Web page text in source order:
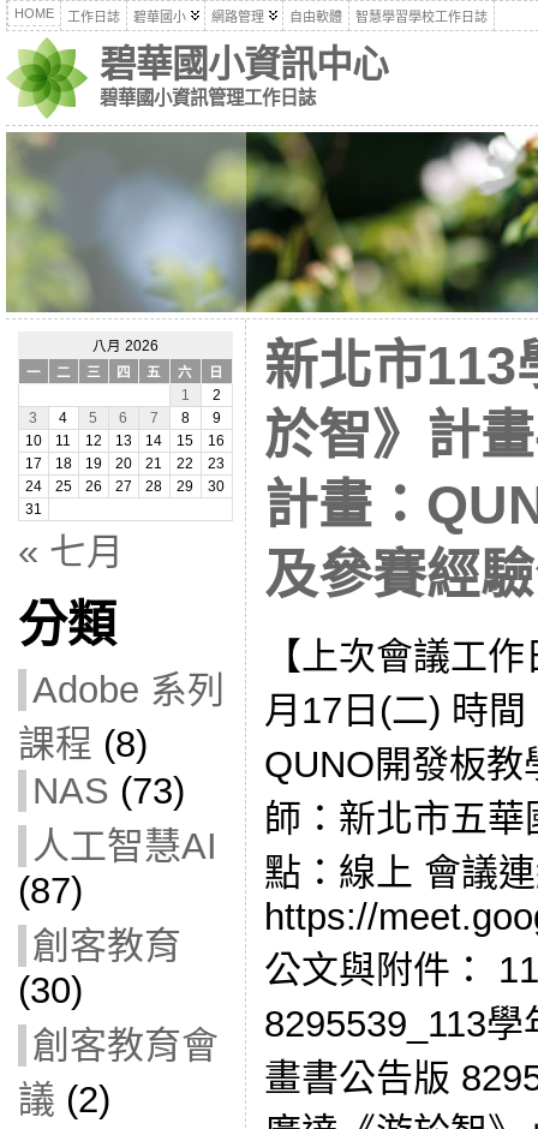
HOME 工作日誌 碧華國小 網路管理 自由軟體 智慧學習學校工作日誌
碧華國小資訊中心
碧華國小資訊管理工作日誌
八月 2026
一
二 三 四 五 六
日
1
2
3
4 5 6 7 8
9
10
11 12 13 14 15
16
17
18 19 20 21 22
23
24
25 26 27 28 29
30
31
« 七月
分類
Adobe 系列
課程 (8)
NAS (73)
人工智慧AI
(87)
創客教育
(30)
創客教育會
議 (2)
新北市113
於智》計
計畫：
及參賽經
【上次會議工
月17日(二) 時
QUNO開發板
師：新北市五
點：線上 會議
https://
公文與附件：
8295539_113
畫書公告版